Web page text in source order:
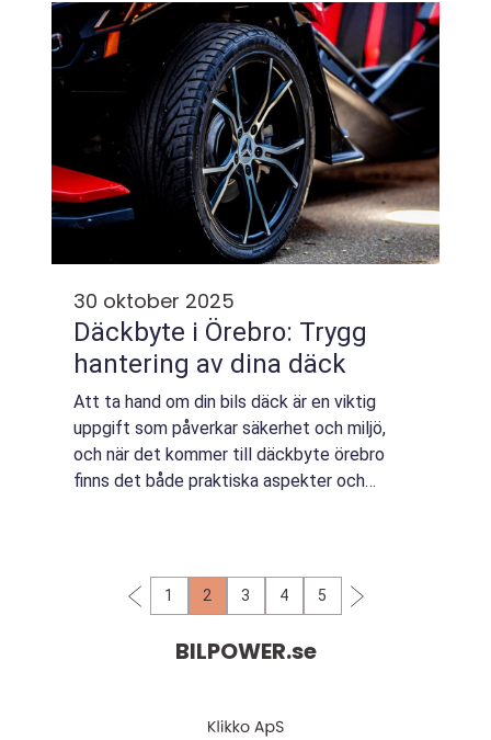
30 oktober 2025
Däckbyte i Örebro: Trygg
hantering av dina däck
Att ta hand om din bils däck är en viktig
uppgift som påverkar säkerhet och miljö,
och när det kommer till däckbyte örebro
finns det både praktiska aspekter och
1 2 3 4 5
BILPOWER.se